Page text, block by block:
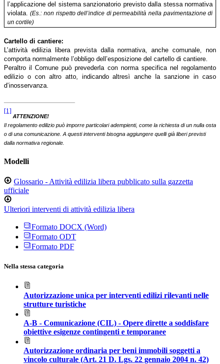
l’applicazione del sistema sanzionatorio previsto dalla stessa normativa
violata.(Es.: non rispetto dell’indice di permeabilità nella pavimentazione di
un cortile)
Cartello di cantiere:
L’attività edilizia libera prevista dalla normativa, anche comunale, non
comporta normalmente l’obbligo dell’esposizione del cartello di cantiere.
Peraltro il Comune può prevederla con norma specifica nel regolamento
edilizio o con altro atto, indicando altresì anche la sanzione in caso
d’inosservanza.
[1]
ATTENZIONE!
Il regolamento edilizio può imporre particolari adempienti, come la richiesta di un nulla osta
o di una comunicazione. A questi interventi bisogna aggiungere quelli già liberi previsti
dalla normativa regionale.
Modelli
Glossario - Attività edilizia libera pubblicato sulla gazzetta
ufficiale
Ulteriori interventi di attività edilizia libera
Formato DOCX (Word)
Formato ODT
Formato PDF
Nella stessa categoria
Autorizzazione unica per interventi edilizi rilevanti nelle
strutture turistiche
A-B - Comunicazione (CIL) - Opere dirette a soddisfare
obiettive esigenze contingenti e temporanee
Autorizzazione ordinaria per beni immobili soggetti a
vincolo culturale (Art. 21 D. Lgs. 22 gennaio 2004 n. 42)